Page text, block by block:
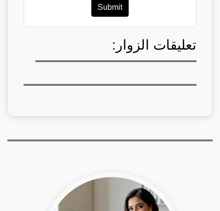
Submit
تعليقات الزوار: